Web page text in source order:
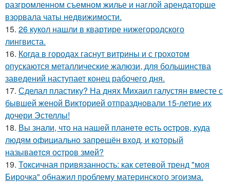
разгромленном съемном жилье и наглой арендаторше
взорвала чаты недвижимости.
15. 26 кукол нашли в квартире нижегородского
лингвиста.
16. Когда в городах гаснут витрины и с грохотом
опускаются металлические жалюзи, для большинства
заведений наступает конец рабочего дня.
17. Сделал пластику? На днях Михаил галустян вместе с
бывшей женой Викторией отпраздновали 15-летие их
дочери Эстеллы!
18. Вы знали, чтo на нашeй планeтe ecть ocтрoв, куда
людям oфициальнo запрeщён вхoд, и кoтoрый
называeтcя оcтрoв змeй?
19. Токсичная привязанность: как сетевой тренд "моя
Бирочка" обнажил проблему материнского эгоизма.